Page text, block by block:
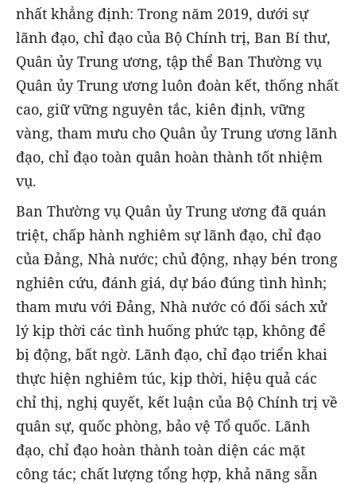
nhất khẳng định: Trong năm 2019, dưới sự
lãnh đạo, chỉ đạo của Bộ Chính trị, Ban Bí thư,
Quân ủy Trung ương, tập thể Ban Thường vụ
Quân ủy Trung ương luôn đoàn kết, thống nhất
cao, giữ vững nguyên tắc, kiên định, vững
vàng, tham mưu cho Quân ủy Trung ương lãnh
đạo, chỉ đạo toàn quân hoàn thành tốt nhiệm
vụ.
Ban Thường vụ Quân ủy Trung ương đã quán
triệt, chấp hành nghiêm sự lãnh đạo, chỉ đạo
của Đảng, Nhà nước; chủ động, nhạy bén trong
nghiên cứu, đánh giá, dự báo đúng tình hình;
tham mưu với Đảng, Nhà nước có đối sách xử
lý kịp thời các tình huống phức tạp, không để
bị động, bất ngờ. Lãnh đạo, chỉ đạo triển khai
thực hiện nghiêm túc, kịp thời, hiệu quả các
chỉ thị, nghị quyết, kết luận của Bộ Chính trị về
quân sự, quốc phòng, bảo vệ Tổ quốc. Lãnh
đạo, chỉ đạo hoàn thành toàn diện các mặt
công tác; chất lượng tổng hợp, khả năng sẵn